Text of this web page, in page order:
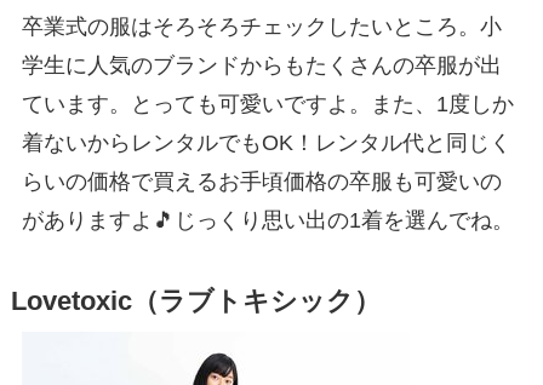
卒業式の服はそろそろチェックしたいところ。小
学生に人気のブランドからもたくさんの卒服が出
ています。とっても可愛いですよ。また、1度しか
着ないからレンタルでもOK！レンタル代と同じく
らいの価格で買えるお手頃価格の卒服も可愛いの
がありますよ🎵じっくり思い出の1着を選んでね。
Lovetoxic（ラブトキシック）